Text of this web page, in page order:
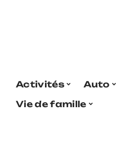
Activités Auto
Vie de famille